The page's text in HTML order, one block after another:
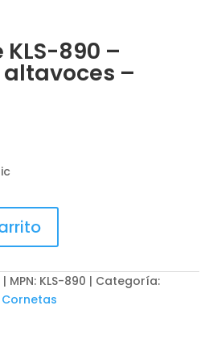
890 –
–
| MPN: KLS-890
Categoría: